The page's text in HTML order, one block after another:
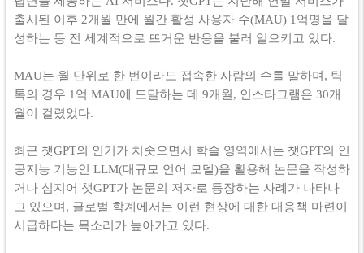
출시된 이후 2개월 만에 월간 활성 사용자 수(MAU) 1억명을 달
성하는 등 전 세계적으로 뜨거운 반응을 불러 일으키고 있다.
MAU는 월 단위로 한 번이라도 접속한 사람의 수를 말하며, 틱
톡의 경우 1억 MAU에 도달하는 데 9개월, 인스타그램은 30개
월이 걸렸었다.
최근 챗GPT의 인기가 치솟으면서 학술 영역에서는 챗GPT의 인
공지능 기능인 LLM(대규모 언어 모델)을 활용해 논문을 작성하
거나 심지어 챗GPT가 논문의 저자로 등장하는 사례가 나타나
고 있으며, 글로벌 학계에서는 이런 현상에 대한 대응책 마련이
시급하다는 목소리가 높아가고 있다.